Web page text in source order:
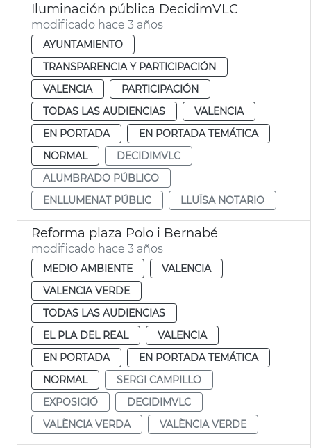
Iluminación pública DecidimVLC
modificado hace 3 años
AYUNTAMIENTO
TRANSPARENCIA Y PARTICIPACIÓN
VALENCIA
PARTICIPACIÓN
TODAS LAS AUDIENCIAS
VALENCIA
EN PORTADA
EN PORTADA TEMÁTICA
NORMAL
DECIDIMVLC
ALUMBRADO PÚBLICO
ENLLUMENAT PÚBLIC
LLUÏSA NOTARIO
Reforma plaza Polo i Bernabé
modificado hace 3 años
MEDIO AMBIENTE
VALENCIA
VALENCIA VERDE
TODAS LAS AUDIENCIAS
EL PLA DEL REAL
VALENCIA
EN PORTADA
EN PORTADA TEMÁTICA
NORMAL
SERGI CAMPILLO
EXPOSICIÓ
DECIDIMVLC
VALÈNCIA VERDA
VALÈNCIA VERDE